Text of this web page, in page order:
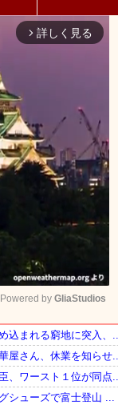
arrow_forward_ios 詳しく見る
Mute
Powered by GliaStudios